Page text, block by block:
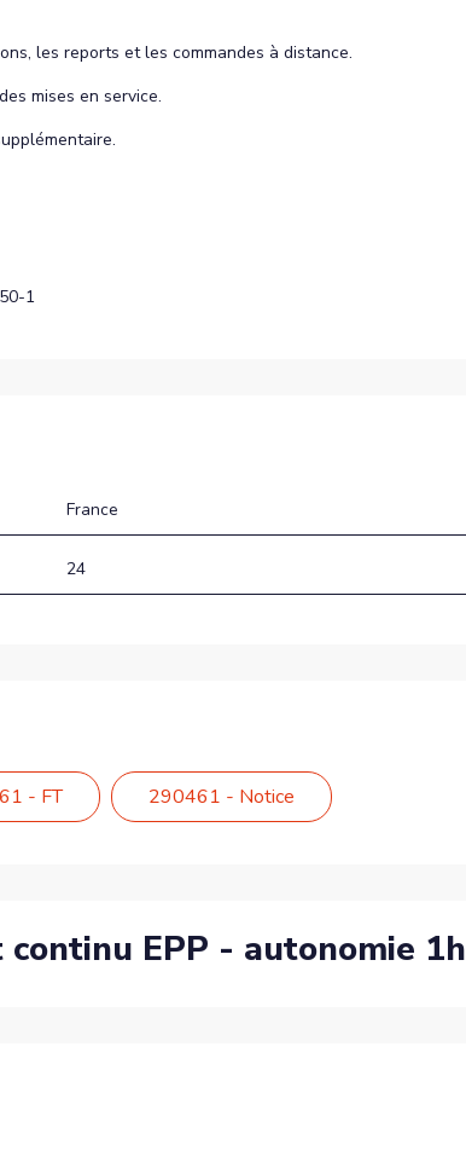
les reports et les commandes à distance.
mises en service.
1
France
24
- FT 290461 - Notice
EPP - autonomie 1h